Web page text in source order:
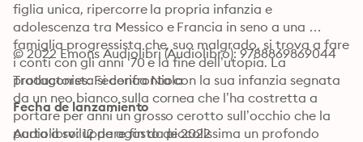
figlia unica, ripercorre la propria infanzia e
adolescenza tra Messico e Francia in seno a una
famiglia progressista che, suo malgrado, si trova a fare
i conti con gli anni ‘70 e la fine dell’utopia. La
protagonista si confronta con la sua infanzia segnata
da un neo bianco sulla cornea che l’ha costretta a
portare per anni un grosso cerotto sull’occhio che la
porta a sviluppare fin da piccolissima un profondo
© 2022 Emons Audiolibri (Audiolibro): 9788869869044
Traductores: Federica Niola
Fecha de lanzamiento
Audiolibro: 12 de agosto de 2022